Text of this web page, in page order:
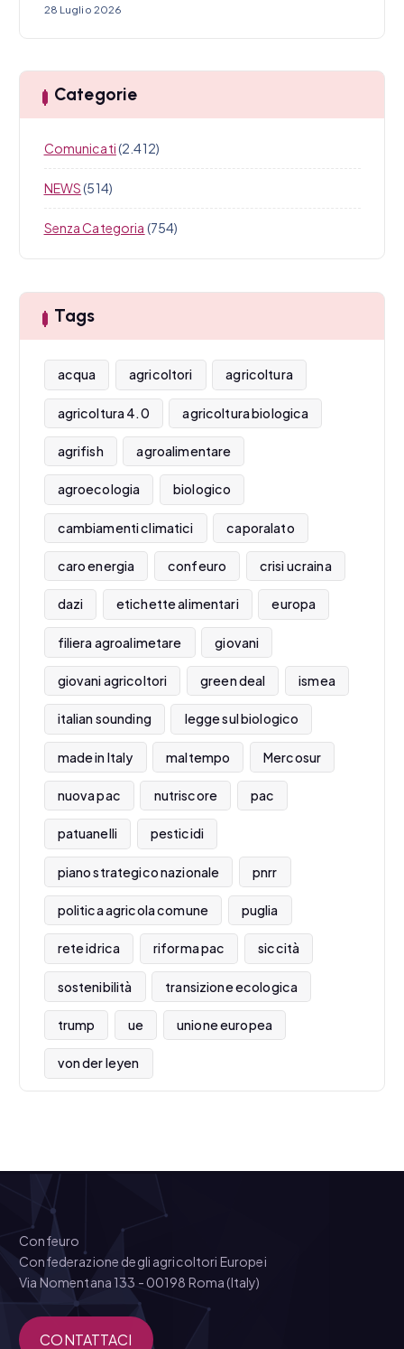
28 Luglio 2026
Categorie
Comunicati(2.412)
NEWS(514)
Senza Categoria (754)
Tags
acqua agricoltori agricoltura
agricoltura 4.0 agricoltura biologica
agrifish agroalimentare
agroecologia biologico
cambiamenti climatici caporalato
caro energia confeuro crisi ucraina
dazi etichette alimentari europa
filiera agroalimetare giovani
giovani agricoltori green deal ismea
italian sounding legge sul biologico
made in Italy maltempo Mercosur
nuova pac nutriscore pac
patuanelli pesticidi
piano strategico nazionale pnrr
politica agricola comune puglia
rete idrica riforma pac siccità
sostenibilità transizione ecologica
trump ue unione europea
von der leyen
Confeuro
Confederazione degli agricoltori Europei
Via Nomentana 133 - 00198 Roma (Italy)
CONTATTACI